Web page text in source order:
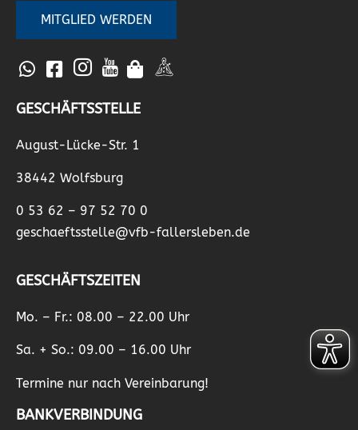
MITGLIED WERDEN
GESCHÄFTSSTELLE
August-Lücke-Str. 1
38442 Wolfsburg
0 53 62 – 97 52 70 0
geschaeftsstelle@vfb-fallersleben.de
GESCHÄFTSZEITEN
Mo. – Fr.: 08.00 – 22.00 Uhr
Sa. + So.: 09.00 – 16.00 Uhr
Termine nur nach Vereinbarung!
BANKVERBINDUNG